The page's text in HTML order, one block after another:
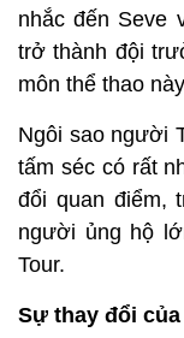
nhắc đến Seve
trở thành đội
môn thể thao
Ngôi sao người
tấm séc có rất
đổi quan điểm,
người ủng hộ
Tour.
Sự thay đổi